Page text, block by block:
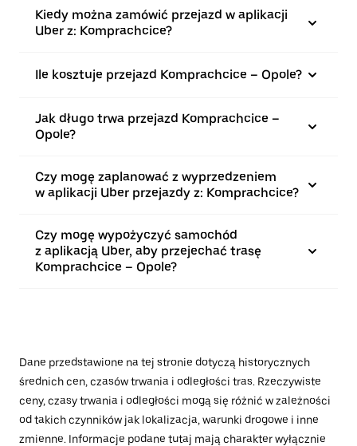
Kiedy można zamówić przejazd w aplikacji
Uber z: Komprachcice?
Ile kosztuje przejazd Komprachcice – Opole?
Jak długo trwa przejazd Komprachcice –
Opole?
Czy mogę zaplanować z wyprzedzeniem
w aplikacji Uber przejazdy z: Komprachcice?
Czy mogę wypożyczyć samochód
z aplikacją Uber, aby przejechać trasę
Komprachcice – Opole?
Dane przedstawione na tej stronie dotyczą historycznych
średnich cen, czasów trwania i odległości tras. Rzeczywiste
ceny, czasy trwania i odległości mogą się różnić w zależności
od takich czynników jak lokalizacja, warunki drogowe i inne
zmienne. Informacje podane tutaj mają charakter wyłącznie